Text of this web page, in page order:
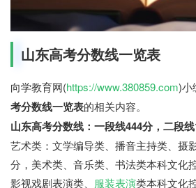
山东高考分数线一览表
向学教育网(https://www.380859.com)小
考分数线一览表的相关内容。
山东高考分数线：一段线444分，二段线
艺术类：文学编导类、播音主持类、摄
分，美术类、音乐类、书法类本科文化
影视戏剧表演类、 服装表演类本科文化